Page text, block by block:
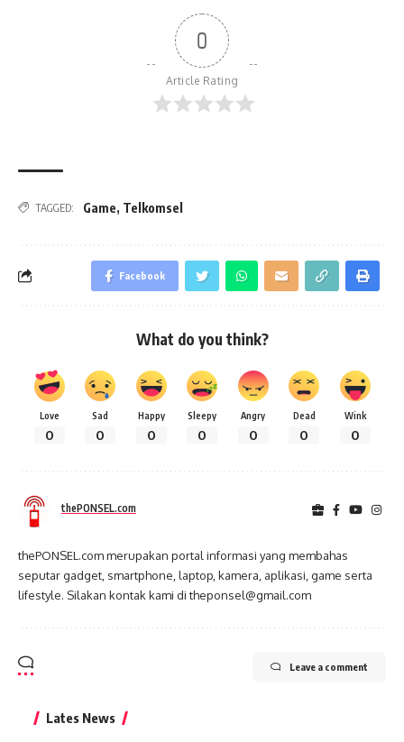
0
Article Rating
TAGGED: Game, Telkomsel
Facebook
What do you think?
Love
0
Sad
0
Happy
0
Sleepy
0
Angry
0
Dead
0
Wink
0
thePONSEL.com
thePONSEL.com merupakan portal informasi yang membahas
seputar gadget, smartphone, laptop, kamera, aplikasi, game serta
lifestyle. Silakan kontak kami di theponsel@gmail.com
Leave a comment
Lates News